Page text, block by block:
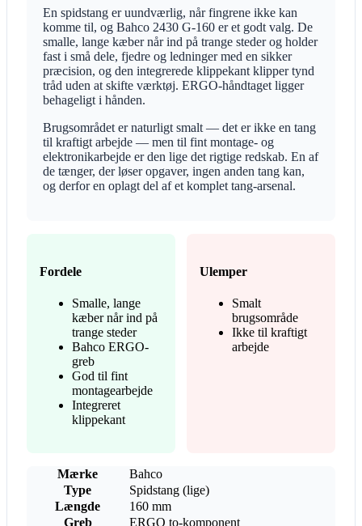
En spidstang er uundværlig, når fingrene ikke kan
komme til, og Bahco 2430 G-160 er et godt valg. De
smalle, lange kæber når ind på trange steder og holder
fast i små dele, fjedre og ledninger med en sikker
præcision, og den integrerede klippekant klipper tynd
tråd uden at skifte værktøj. ERGO-håndtaget ligger
behageligt i hånden.
Brugsområdet er naturligt smalt — det er ikke en tang
til kraftigt arbejde — men til fint montage- og
elektronikarbejde er den lige det rigtige redskab. En af
de tænger, der løser opgaver, ingen anden tang kan,
og derfor en oplagt del af et komplet tang-arsenal.
Fordele
Smalle, lange
kæber når ind på
trange steder
Bahco ERGO-
greb
God til fint
montagearbejde
Integreret
klippekant
Ulemper
Smalt
brugsområde
Ikke til kraftigt
arbejde
Mærke
Bahco
Type
Spidstang (lige)
Længde
160 mm
Greb
ERGO to-komponent